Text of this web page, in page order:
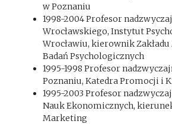
w Poznaniu
1998-2004 Profesor
Wrocławskiego, Instytut
Wrocławiu, kierownik
Badań Psychologicznych
1995-1998 Profesor
Poznaniu, Katedra Promocji i
1995-2003 Profesor
Nauk Ekonomicznych,
Marketing